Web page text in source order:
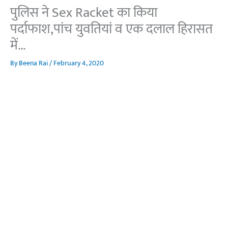
पुलिस ने Sex Racket का किया
पर्दाफाश,पांच युवतियां व एक दलाल हिरासत
में…
ByBeena Rai/February 4, 2020